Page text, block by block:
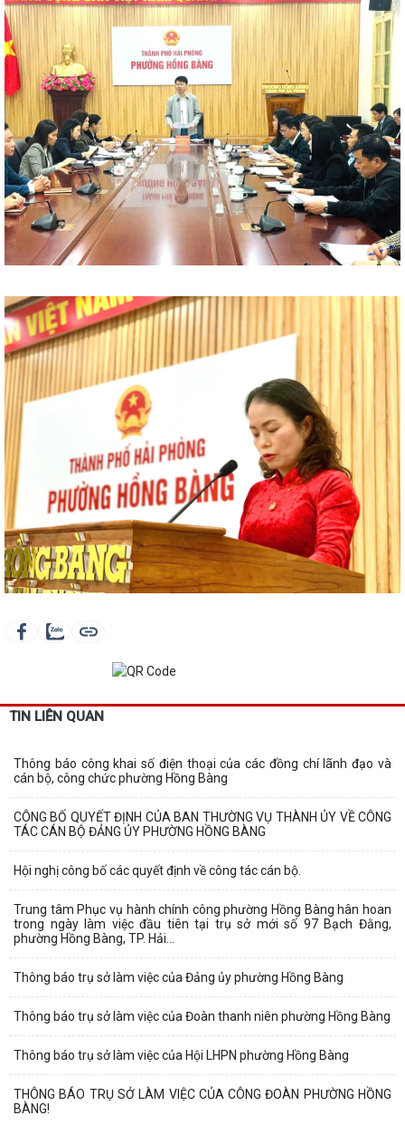
TIN LIÊN QUAN
Thông báo công khai số điện thoại của các đồng chí lãnh đạo và
cán bộ, công chức phường Hồng Bàng
CÔNG BỐ QUYẾT ĐỊNH CỦA BAN THƯỜNG VỤ THÀNH ỦY VỀ CÔNG
TÁC CÁN BỘ ĐẢNG ỦY PHƯỜNG HỒNG BÀNG
Hội nghị công bố các quyết định về công tác cán bộ.
Trung tâm Phục vụ hành chính công phường Hồng Bàng hân hoan
trong ngày làm việc đầu tiên tại trụ sở mới số 97 Bạch Đằng,
phường Hồng Bàng, TP. Hải...
Thông báo trụ sở làm việc của Đảng ủy phường Hồng Bàng
Thông báo trụ sở làm việc của Đoàn thanh niên phường Hồng Bàng
Thông báo trụ sở làm việc của Hội LHPN phường Hồng Bàng
THÔNG BÁO TRỤ SỞ LÀM VIỆC CỦA CÔNG ĐOÀN PHƯỜNG HỒNG
BÀNG!